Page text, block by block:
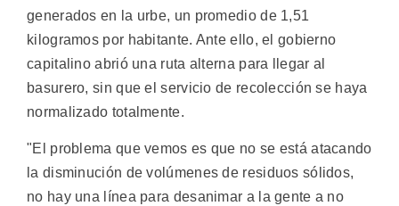
generados en la urbe, un promedio de 1,51
kilogramos por habitante. Ante ello, el gobierno
capitalino abrió una ruta alterna para llegar al
basurero, sin que el servicio de recolección se haya
normalizado totalmente.
"El problema que vemos es que no se está atacando
la disminución de volúmenes de residuos sólidos,
no hay una línea para desanimar a la gente a no